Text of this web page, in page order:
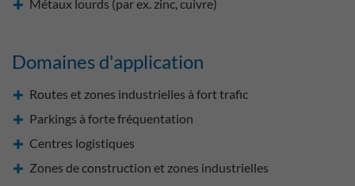
Métaux lourds (par ex. zinc, cuivre)
Domaines d'application
Routes et zones industrielles à fort trafic
Parkings à forte fréquentation
Centres logistiques
Zones de construction et zones industrielles